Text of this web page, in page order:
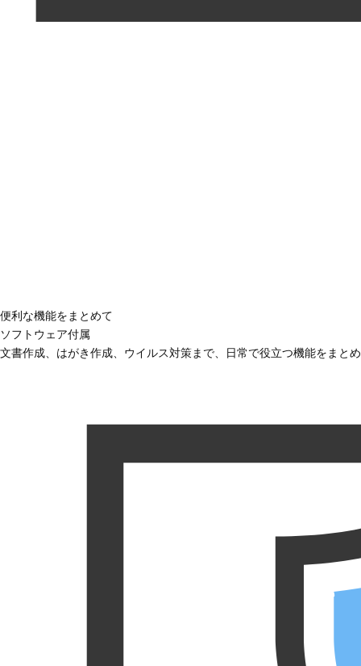
便利な機能をまとめて
ソフトウェア付属
文書作成、はがき作成、ウイルス対策まで、日常で役立つ機能をまと